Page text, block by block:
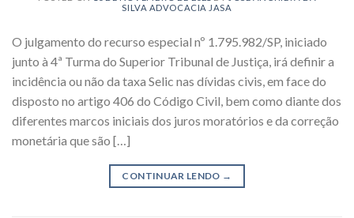
CONTINUAR LENDO→
SILVA ADVOCACIA JASA
O julgamento do recurso especial nº 1.795.982/SP, iniciado
junto à 4ª Turma do Superior Tribunal de Justiça, irá definir a
incidência ou não da taxa Selic nas dívidas civis, em face do
disposto no artigo 406 do Código Civil, bem como diante dos
diferentes marcos iniciais dos juros moratórios e da correção
monetária que são […]
CONTINUAR LENDO →